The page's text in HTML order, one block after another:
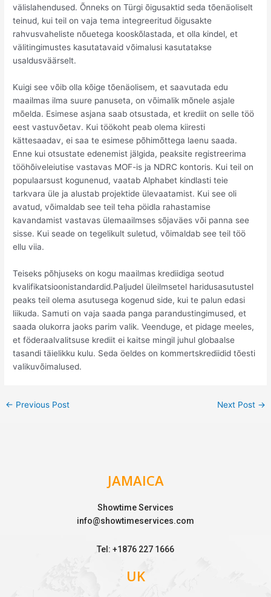
välislahendused. Õnneks on Türgi õigusaktid seda tõenäoliselt
teinud, kui teil on vaja tema integreeritud õigusakte
rahvusvaheliste nõuetega kooskõlastada, et olla kindel, et
välitingimustes kasutatavaid võimalusi kasutatakse
usaldusväärselt.
Kuigi see võib olla kõige tõenäolisem, et saavutada edu
maailmas ilma suure panuseta, on võimalik mõnele asjale
mõelda. Esimese asjana saab otsustada, et krediit on selle töö
eest vastuvõetav. Kui töökoht peab olema kiiresti
kättesaadav, ei saa te esimese põhimõttega laenu saada.
Enne kui otsustate edenemist jälgida, peaksite registreerima
tööhõiveleiutise vastavas MOF-is ja NDRC kontoris. Kui teil on
populaarsust kogunenud, vaatab Alphabet kindlasti teie
tarkvara üle ja alustab projektide ülevaatamist. Kui see oli
avatud, võimaldab see teil teha pöidla rahastamise
kavandamist vastavas ülemaailmses sõjaväes või panna see
sisse. Kui seade on tegelikult suletud, võimaldab see teil töö
ellu viia.
Teiseks põhjuseks on kogu maailmas krediidiga seotud
kvalifikatsioonistandardid.Paljudel üleilmsetel haridusasutustel
peaks teil olema asutusega kogenud side, kui te palun edasi
liikuda. Samuti on vaja saada panga parandustingimused, et
saada olukorra jaoks parim valik. Veenduge, et pidage meeles,
et föderaalvalitsuse krediit ei kaitse mingil juhul globaalse
tasandi täielikku kulu. Seda öeldes on kommertskrediidid tõesti
valikuvõimalused.
← Previous Post Next Post →
JAMAICA
Showtime Services
info@showtimeservices.com
Tel: +1876 227 1666
UK